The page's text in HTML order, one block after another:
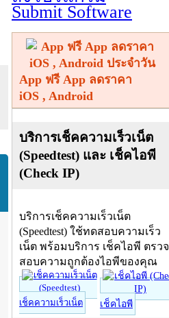
Submit Software
App ฟรี App ลดราคา
iOS , Android
บริการเช็คความเร็วเน็ต
(Speedtest) และ เช็คไอพี
(Check IP)
บริการเช็คความเร็วเน็ต
(Speedtest) ใช้ทดสอบความเร็ว
เน็ต พร้อมบริการ เช็คไอพี ตรวจ
สอบความถูกต้องไอพีของคุณ
เช็คความเร็วเน็ต เช็คไอพี